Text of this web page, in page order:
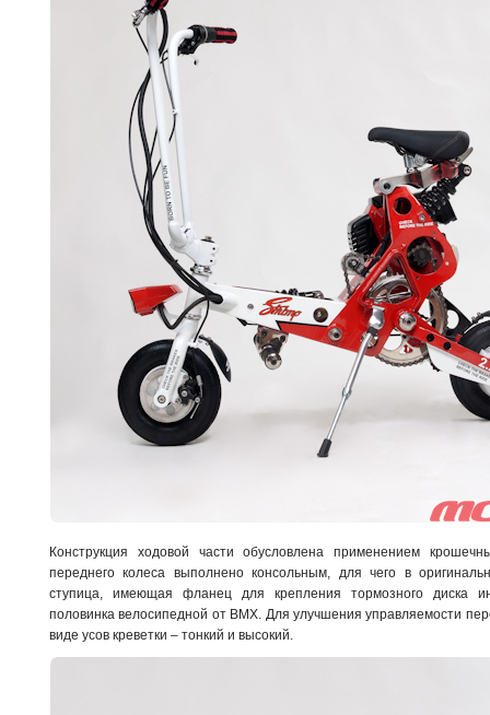
Конструкция ходовой части обусловлена применением
переднего колеса выполнено консольным, для чего в
ступица, имеющая фланец для крепления тормозного диска
половинка велосипедной от BMX. Для улучшения управляемости
виде усов креветки – тонкий и высокий.